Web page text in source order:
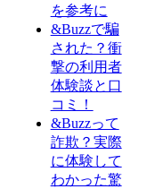
を参考に
&Buzzで騙
された？衝
撃の利用者
体験談と口
コミ！
&Buzzって
詐欺？実際
に体験して
わかった驚